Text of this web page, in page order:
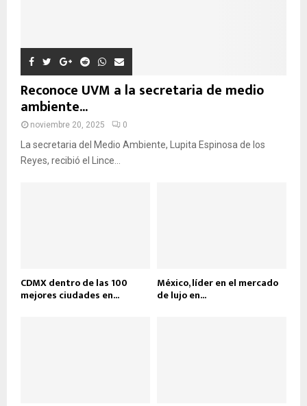
Reconoce UVM a la secretaria de medio
ambiente...
noviembre 20, 2025 0
La secretaria del Medio Ambiente, Lupita Espinosa de los
Reyes, recibió el Lince...
CDMX dentro de las 100
mejores ciudades en...
México, líder en el mercado
de lujo en...